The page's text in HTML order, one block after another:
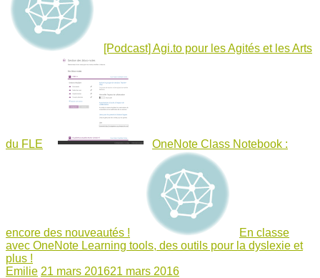
[Podcast] Agi.to pour les Agités et les Arts
du FLE OneNote Class Notebook :
encore des nouveautés !
En classe
avec OneNote Learning tools, des outils pour la dyslexie et
plus !
Emilie 21 mars 201621 mars 2016